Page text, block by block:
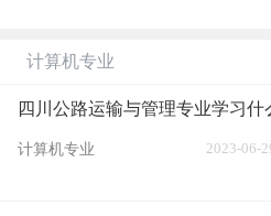
计算机专业
四川公路运输与管理专业学习什
计算机专业 2023-06-